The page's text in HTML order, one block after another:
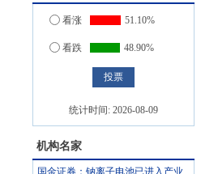
看涨 51.10%
看跌 48.90%
统计时间: 2026-08-09
机构名家
国金证券：钠离子电池已进入产业